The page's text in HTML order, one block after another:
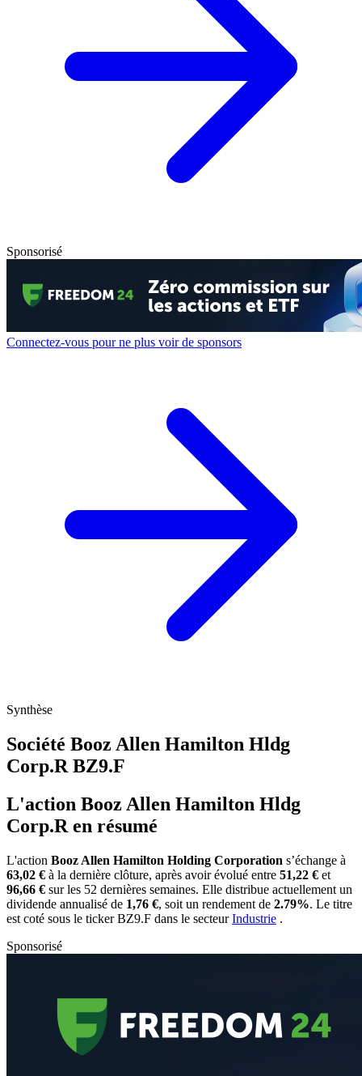
Sponsorisé
Connectez-vous pour ne plus voir de sponsors
Synthèse
Société Booz Allen Hamilton Hldg
Corp.R BZ9.F
L'action Booz Allen Hamilton Hldg
Corp.R en résumé
L'action Booz Allen Hamilton Holding Corporation s’échange à
63,02 € à la dernière clôture, après avoir évolué entre 51,22 € et
96,66 € sur les 52 dernières semaines. Elle distribue actuellement un
dividende annualisé de 1,76 €, soit un rendement de 2.79%. Le titre
est coté sous le tickerBZ9.F dans le secteurIndustrie .
Sponsorisé